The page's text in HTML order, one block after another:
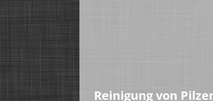
Reinigung von